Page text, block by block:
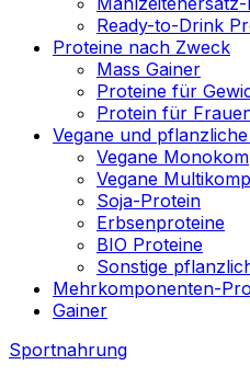
Ready-to-Drink
Proteine nach Zweck
Mass Gainer
Proteine für
Protein für
Vegane und
Vegane
Vegane
Soja-Protein
Erbsenproteine
BIO Proteine
Sonstige
Mehrkomponenten-
Gainer
Sportnahrung